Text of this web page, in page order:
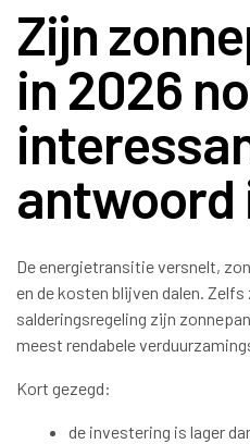
Zijn
in 2026
antwoord
De energietransitie versnelt,
en de kosten blijven dalen.
salderingsregeling zijn
meest rendabele
Kort gezegd:
de investering is lager